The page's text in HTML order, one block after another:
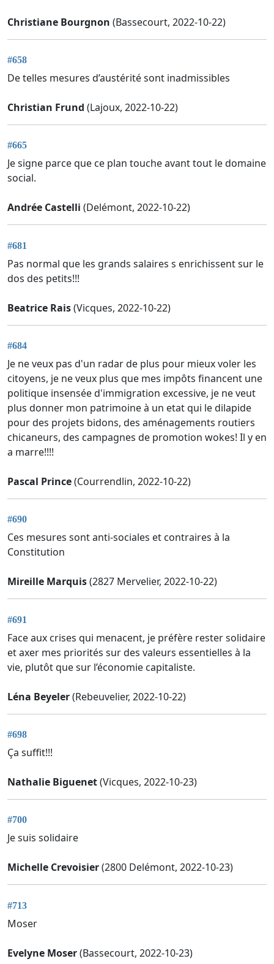
Christiane Bourgnon (Bassecourt, 2022-10-22)
#658
De telles mesures d’austérité sont inadmissibles
Christian Frund (Lajoux, 2022-10-22)
#665
Je signe parce que ce plan touche avant tout le domaine
social.
Andrée Castelli (Delémont, 2022-10-22)
#681
Pas normal que les grands salaires s enrichissent sur le
dos des petits!!!
Beatrice Rais(Vicques, 2022-10-22)
#684
Je ne veux pas d'un radar de plus pour mieux voler les
citoyens, je ne veux plus que mes impôts financent une
politique insensée d'immigration excessive, je ne veut
plus donner mon patrimoine à un etat qui le dilapide
pour des projets bidons, des aménagements routiers
chicaneurs, des campagnes de promotion wokes! Il y en
a marre!!!!
Pascal Prince(Courrendlin, 2022-10-22)
#690
Ces mesures sont anti-sociales et contraires à la
Constitution
Mireille Marquis(2827 Mervelier, 2022-10-22)
#691
Face aux crises qui menacent, je préfère rester solidaire
et axer mes priorités sur des valeurs essentielles à la
vie, plutôt que sur l’économie capitaliste.
Léna Beyeler(Rebeuvelier, 2022-10-22)
#698
Ça suffit!!!
Nathalie Biguenet(Vicques, 2022-10-23)
#700
Je suis solidaire
Michelle Crevoisier(2800 Delémont, 2022-10-23)
#713
Moser
Evelyne Moser(Bassecourt, 2022-10-23)